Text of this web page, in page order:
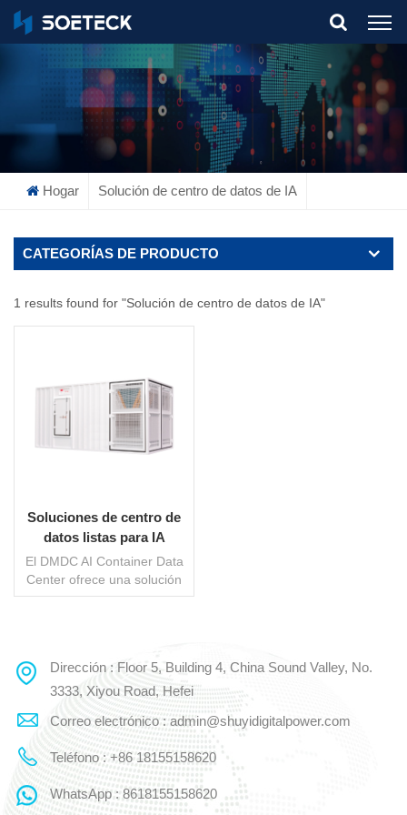
What Are You Looking For?
Hogar Solución de centro de datos de IA
CATEGORÍAS DE PRODUCTO
1 results found for "Solución de centro de datos de IA"
Soluciones de centro de
datos listas para IA
El DMDC AI Container Data
Center ofrece una solución
totalmente integrada
de energía de un solo
gabinete de hasta 50 kW,
garantiza un funcionamiento
perfecto para servidores
GPU de alta densidad. El
sistema modular de
suministro de energía
combina electricidad
LEE MAS
Dirección : Floor 5, Building 4, China Sound Valley, No.
3333, Xiyou Road, Hefei
Correo electrónico : admin@shuyidigitalpower.com
Teléfono : +86 18155158620
WhatsApp : 8618155158620